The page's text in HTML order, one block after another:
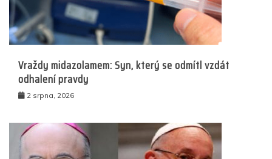
Vraždy midazolamem: Syn, který se odmítl vzdát
odhalení pravdy
2 srpna, 2026